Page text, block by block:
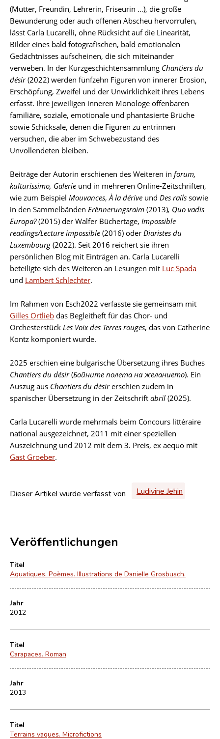
(Mutter, Freundin, Lehrerin, Friseurin …), die große
Bewunderung oder auch offenen Abscheu hervorrufen,
lässt Carla Lucarelli, ohne Rücksicht auf die Linearität,
Bilder eines bald fotografischen, bald emotionalen
Gedächtnisses aufscheinen, die sich miteinander
verweben. In der Kurzgeschichtensammlung Chantiers du
désir(2022) werden fünfzehn Figuren von innerer Erosion,
Erschöpfung, Zweifel und der Unwirklichkeit ihres Lebens
erfasst. Ihre jeweiligen inneren Monologe offenbaren
familiäre, soziale, emotionale und phantasierte Brüche
sowie Schicksale, denen die Figuren zu entrinnen
versuchen, die aber im Schwebezustand des
Unvollendeten bleiben.
Beiträge der Autorin erschienen des Weiteren in forum,
kulturissimo, Galerie und in mehreren Online-Zeitschriften,
wie zum Beispiel Mouvances,À la dérive und Des rails sowie
in den Sammelbänden Erënnerungsraim (2013), Quo vadis
Europa?(2015) der Walfer Büchertage, Impossible
readings/Lecture impossible (2016) oder Diaristes du
Luxembourg (2022). Seit 2016 reichert sie ihren
persönlichen Blog mit Einträgen an. Carla Lucarelli
beteiligte sich des Weiteren an Lesungen mit Luc Spada
und Lambert Schlechter.
Im Rahmen von Esch2022 verfasste sie gemeinsam mit
Gilles Ortlieb das Begleitheft für das Chor- und
Orchesterstück Les Voix des Terres rouges, das von Catherine
Kontz komponiert wurde.
2025 erschien eine bulgarische Übersetzung ihres Buches
Chantiers du désir(Бойните полета на желанието). Ein
Auszug aus Chantiers du désirerschien zudem in
spanischer Übersetzung in der Zeitschrift abril (2025).
Carla Lucarelli wurde mehrmals beim Concours littéraire
national ausgezeichnet, 2011 mit einer speziellen
Auszeichnung und 2012 mit dem 3. Preis, ex aequo mit
Gast Groeber.
Dieser Artikel wurde verfasst von Ludivine Jehin
Veröffentlichungen
Titel
Aquatiques. Poèmes. Illustrations de Danielle Grosbusch.
Jahr
2012
Titel
Carapaces. Roman
Jahr
2013
Titel
Terrains vagues. Microfictions